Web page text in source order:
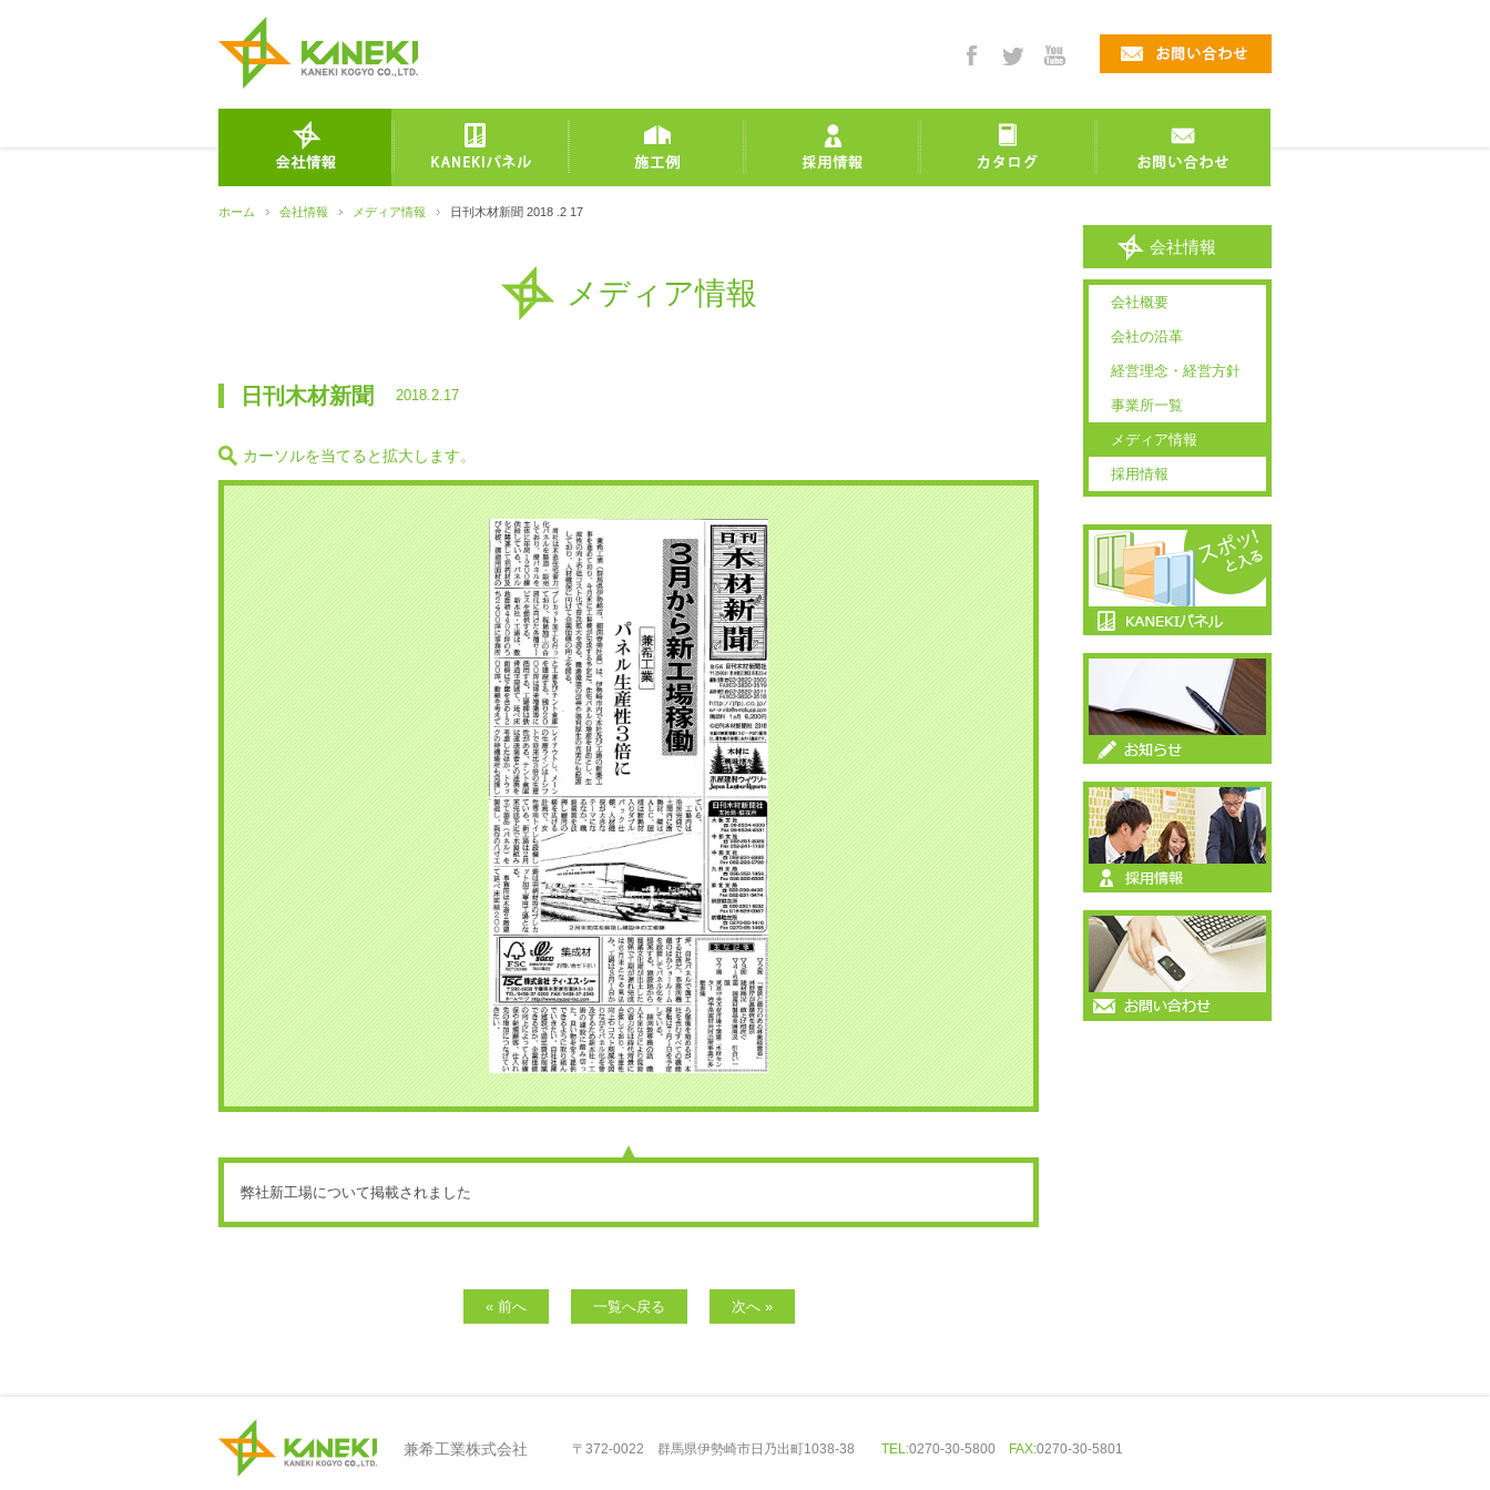
ホーム 会社情報 メディア情報 日刊木材新聞 2018 .2 17
メディア情報
日刊木材新聞 2018.2.17
カーソルを当てると拡大します。
弊社新工場について掲載されました
« 前へ 一覧へ戻る 次へ »
会社情報
会社概要
会社の沿革
経営理念・経営方針
事業所一覧
メディア情報
採用情報
兼希工業株式会社 〒372-0022 群馬県伊勢崎市日乃出町1038-38 TEL:0270-30-5800 FAX:0270-30-5801